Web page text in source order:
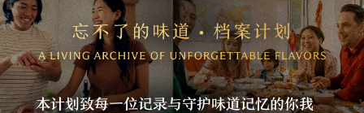
本计划致每一位记录与守护味道记忆的你我